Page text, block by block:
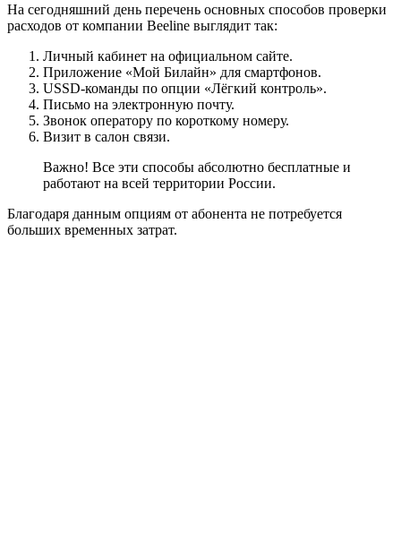
На сегодняшний день перечень основных способов проверки
расходов от компании Beeline выглядит так:
Личный кабинет на официальном сайте.
Приложение «Мой Билайн» для смартфонов.
USSD-команды по опции «Лёгкий контроль».
Письмо на электронную почту.
Звонок оператору по короткому номеру.
Визит в салон связи.
Важно! Все эти способы абсолютно бесплатные и
работают на всей территории России.
Благодаря данным опциям от абонента не потребуется
больших временных затрат.